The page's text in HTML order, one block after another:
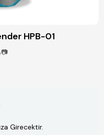
HPB-01
📷
Girecektir.